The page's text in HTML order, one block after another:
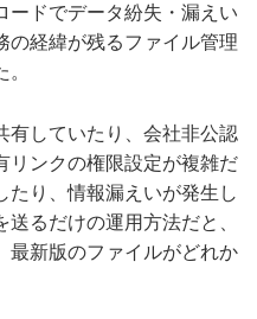
ードでデータ紛失・漏えい
の経緯が残るファイル管理
有していたり、会社非公認
リンクの権限設定が複雑だ
たり、情報漏えいが発生し
るだけの運用方法だと、
最新版のファイルがどれか